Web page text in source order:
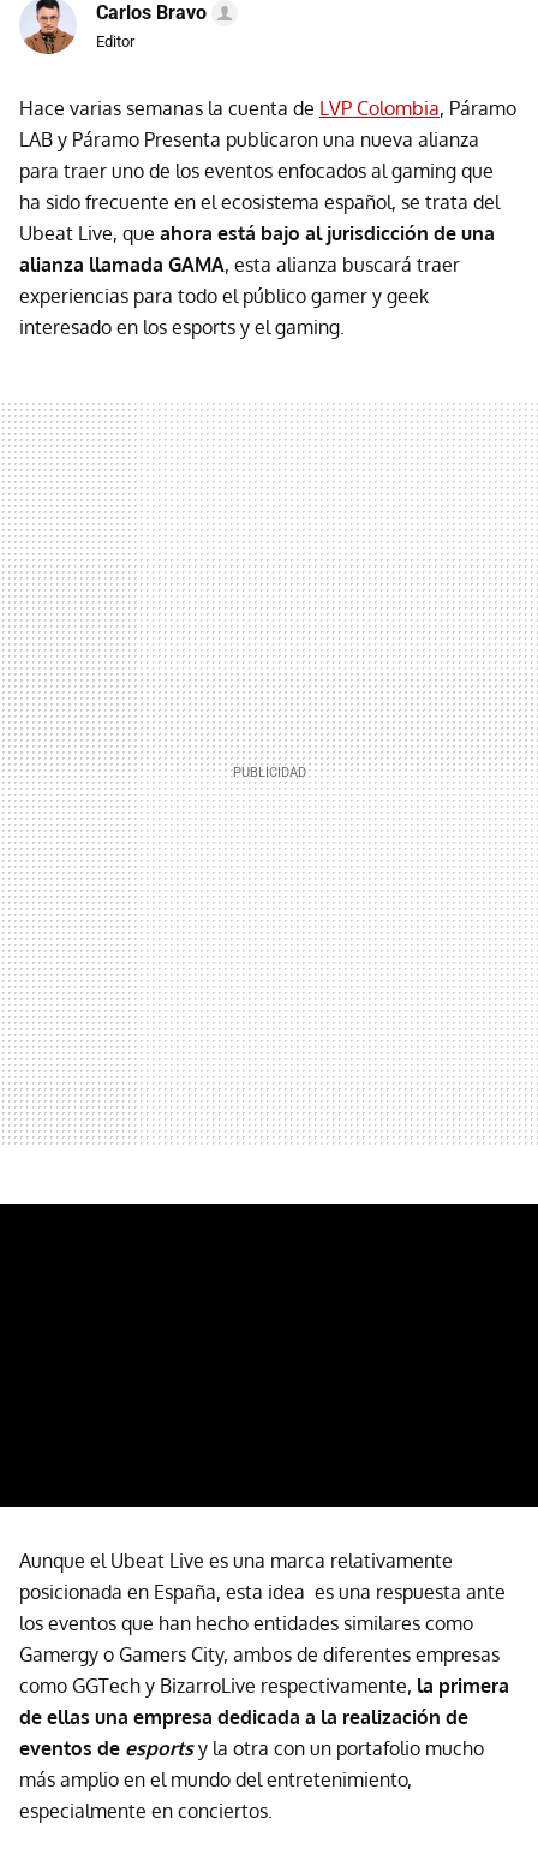
Carlos Bravo
Editor
Hace varias semanas la cuenta de LVP Colombia, Páramo
LAB y Páramo Presenta publicaron una nueva alianza
para traer uno de los eventos enfocados al gaming que
ha sido frecuente en el ecosistema español, se trata del
Ubeat Live, que ahora está bajo al jurisdicción de una
alianza llamada GAMA, esta alianza buscará traer
experiencias para todo el público gamer y geek
interesado en los esports y el gaming.
Aunque el Ubeat Live es una marca relativamente
posicionada en España, esta idea es una respuesta ante
los eventos que han hecho entidades similares como
Gamergy o Gamers City, ambos de diferentes empresas
como GGTech y BizarroLive respectivamente, la primera
de ellas una empresa dedicada a la realización de
eventos de esportsy la otra con un portafolio mucho
más amplio en el mundo del entretenimiento,
especialmente en conciertos.